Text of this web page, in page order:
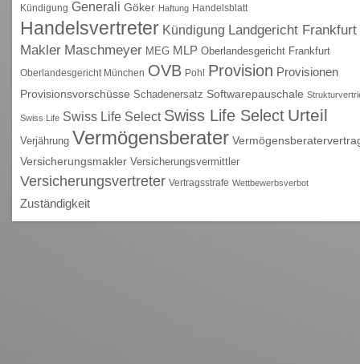
Kündigung Generali Göker Haftung Handelsblatt
Handelsvertreter Kündigung Landgericht Frankfurt
Makler Maschmeyer MEG MLP Oberlandesgericht Frankfurt
Oberlandesgericht München OVB Pohl Provision Provisionen
Provisionsvorschüsse Schadenersatz Softwarepauschale
Swiss Life Swiss Life Select Swiss Life Select Urteil
Verjährung Vermögensberater
Versicherungsmakler Versicherungsvermittler
Versicherungsvertreter Vertragsstrafe Wettbewerbsverbot
Zuständigkeit